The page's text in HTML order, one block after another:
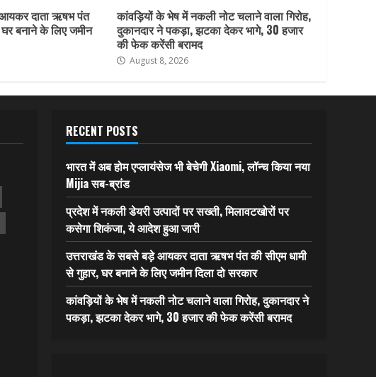
दाता ऋषभ पंत
घर बनाने के लिए जमीन
कांवड़ियों के भेष में नकली नोट चलाने वाला गिरोह,
दुकानदार ने पकड़ा, झटका देकर भागे, 30 हजार
की फेक करेंसी बरामद
August 8, 2026
RECENT POSTS
भारत में अब होम एप्लायंसेज भी बेचेगी Xiaomi, लॉन्च किया नया
Mijia सब-ब्रांड
प्रदेश में नकली डेयरी उत्पादों पर सख्ती, मिलावटखोरों पर
कसेगा शिकंजा, ये आदेश हुआ जारी
उत्तराखंड के सबसे बड़े आयकर दाता ऋषभ पंत की सीएम धामी
से गुहार, घर बनाने के लिए जमीन दिला दो सरकार
कांवड़ियों के भेष में नकली नोट चलाने वाला गिरोह, दुकानदार ने
पकड़ा, झटका देकर भागे, 30 हजार की फेक करेंसी बरामद